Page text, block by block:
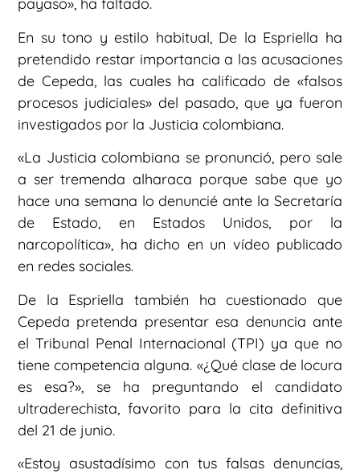
payaso», ha faltado.
En su tono y estilo habitual, De la Espriella ha
pretendido restar importancia a las acusaciones
de Cepeda, las cuales ha calificado de «falsos
procesos judiciales» del pasado, que ya fueron
investigados por la Justicia colombiana.
«La Justicia colombiana se pronunció, pero sale
a ser tremenda alharaca porque sabe que yo
hace una semana lo denuncié ante la Secretaría
de Estado, en Estados Unidos, por la
narcopolítica», ha dicho en un vídeo publicado
en redes sociales.
De la Espriella también ha cuestionado que
Cepeda pretenda presentar esa denuncia ante
el Tribunal Penal Internacional (TPI) ya que no
tiene competencia alguna. «¿Qué clase de locura
es esa?», se ha preguntando el candidato
ultraderechista, favorito para la cita definitiva
del 21 de junio.
«Estoy asustadísimo con tus falsas denuncias,